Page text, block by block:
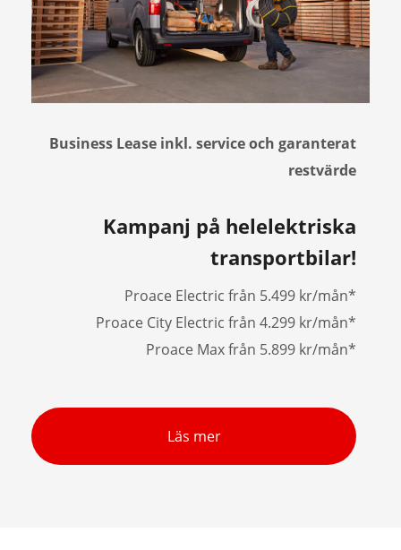
Business Lease inkl. service och garanterat
restvärde
Kampanj på helelektriska
transportbilar!
Proace Electric från 5.499 kr/mån*
Proace City Electric från 4.299 kr/mån*
Proace Max från 5.899 kr/mån*
Läs mer